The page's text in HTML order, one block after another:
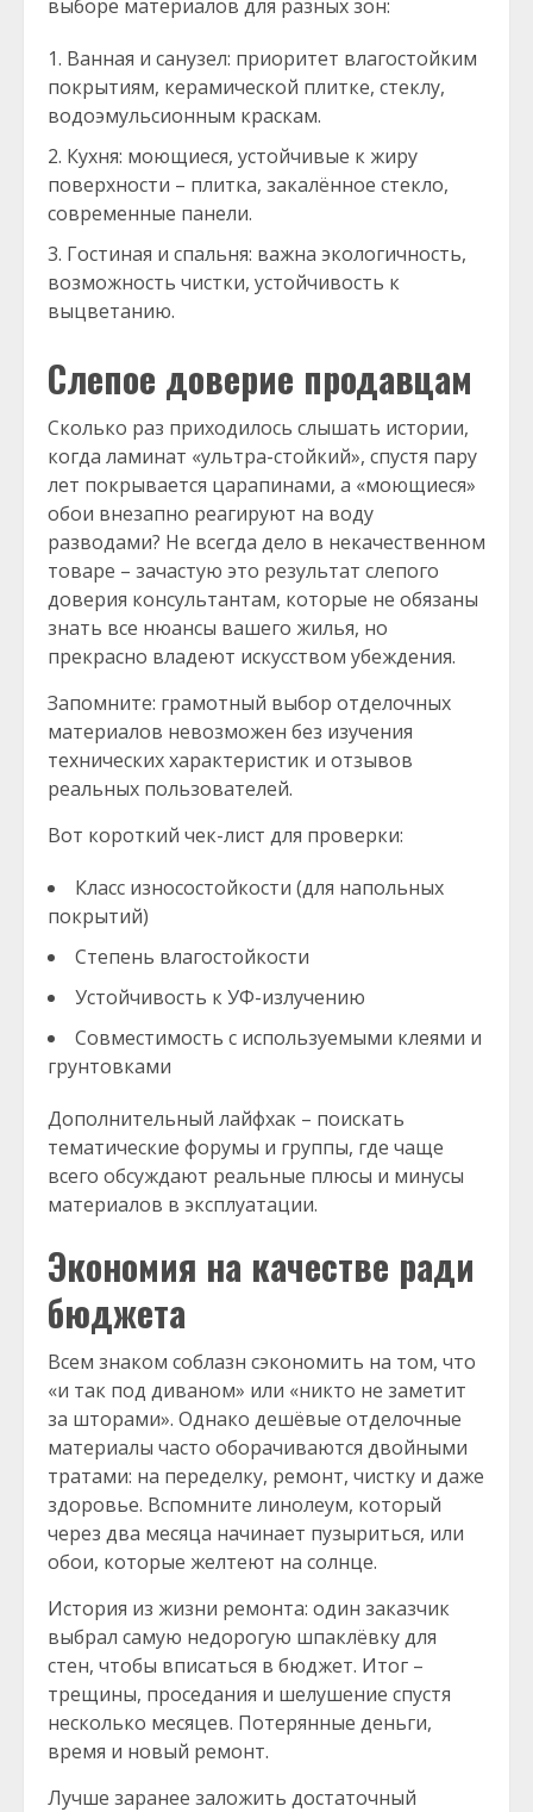
выборе материалов для разных зон:
Ванная и санузел: приоритет влагостойким
покрытиям, керамической плитке, стеклу,
водоэмульсионным краскам.
Кухня: моющиеся, устойчивые к жиру
поверхности – плитка, закалённое стекло,
современные панели.
Гостиная и спальня: важна экологичность,
возможность чистки, устойчивость к
выцветанию.
Слепое доверие продавцам
Сколько раз приходилось слышать истории,
когда ламинат «ультра-стойкий», спустя пару
лет покрывается царапинами, а «моющиеся»
обои внезапно реагируют на воду
разводами? Не всегда дело в некачественном
товаре – зачастую это результат слепого
доверия консультантам, которые не обязаны
знать все нюансы вашего жилья, но
прекрасно владеют искусством убеждения.
Запомните: грамотный выбор отделочных
материалов невозможен без изучения
технических характеристик и отзывов
реальных пользователей.
Вот короткий чек-лист для проверки:
Класс износостойкости (для напольных
покрытий)
Степень влагостойкости
Устойчивость к УФ-излучению
Совместимость с используемыми клеями и
грунтовками
Дополнительный лайфхак – поискать
тематические форумы и группы, где чаще
всего обсуждают реальные плюсы и минусы
материалов в эксплуатации.
Экономия на качестве ради
бюджета
Всем знаком соблазн сэкономить на том, что
«и так под диваном» или «никто не заметит
за шторами». Однако дешёвые отделочные
материалы часто оборачиваются двойными
тратами: на переделку, ремонт, чистку и даже
здоровье. Вспомните линолеум, который
через два месяца начинает пузыриться, или
обои, которые желтеют на солнце.
История из жизни ремонта: один заказчик
выбрал самую недорогую шпаклёвку для
стен, чтобы вписаться в бюджет. Итог –
трещины, проседания и шелушение спустя
несколько месяцев. Потерянные деньги,
время и новый ремонт.
Лучше заранее заложить достаточный